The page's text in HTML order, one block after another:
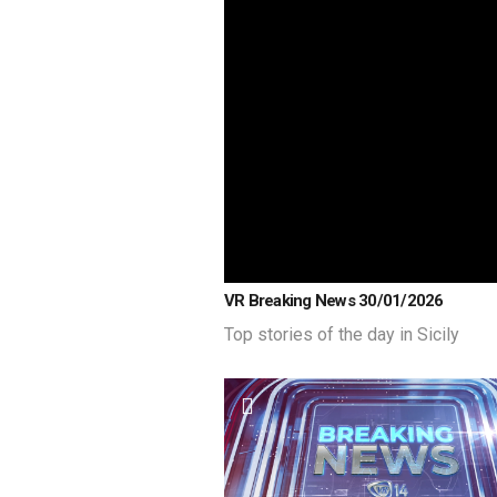
0%
VR Breaking News 30/01/2026
Top stories of the day in Sicily